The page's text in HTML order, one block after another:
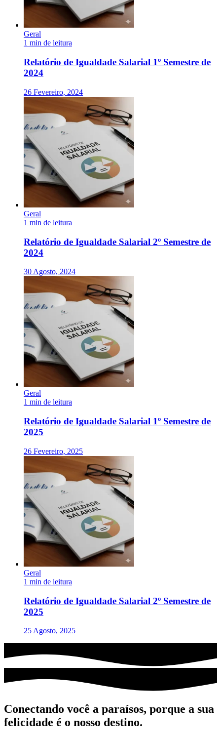
Geral
1 min de leitura
Relatório de Igualdade Salarial 1º Semestre de
2024
26 Fevereiro, 2024
Geral
1 min de leitura
Relatório de Igualdade Salarial 2º Semestre de
2024
30 Agosto, 2024
Geral
1 min de leitura
Relatório de Igualdade Salarial 1º Semestre de
2025
26 Fevereiro, 2025
Geral
1 min de leitura
Relatório de Igualdade Salarial 2º Semestre de
2025
25 Agosto, 2025
Conectando você a paraísos, porque a sua
felicidade é o nosso destino.